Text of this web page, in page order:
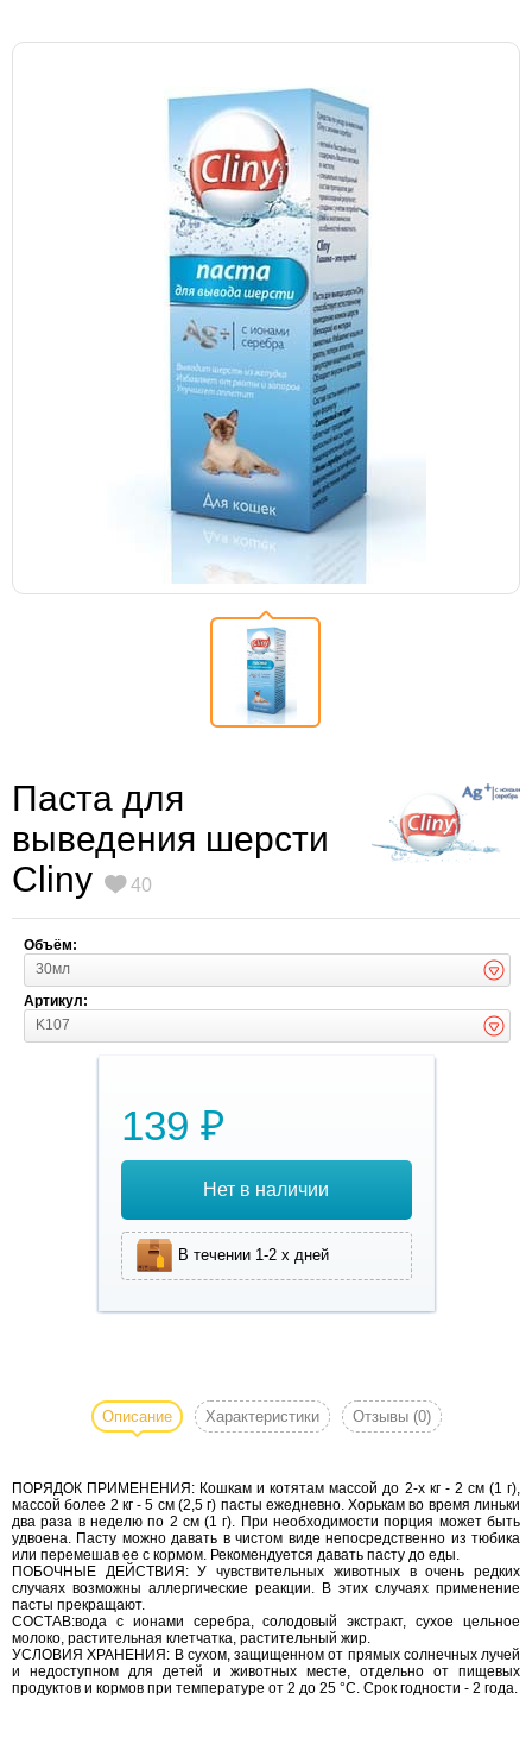
Паста для
выведения шерсти
Cliny
40
Объём:
30мл
Артикул:
K107
139 ₽
Нет в наличии
В течении 1-2 х дней
Cliny способствует
естественному
шерсти из желудка
животных.
Избавляет кошек
от рвоты, потери
аппетита,
закупорки
кишечника,
запоров. Обладает
привлекательным
Описание Характеристики Отзывы (0)
ПОРЯДОК ПРИМЕНЕНИЯ: Кошкам и котятам массой до 2-х кг - 2 см (1 г),
массой более 2 кг - 5 см (2,5 г) пасты ежедневно. Хорькам во время линьки
два раза в неделю по 2 см (1 г). При необходимости порция может быть
удвоена. Пасту можно давать в чистом виде непосредственно из тюбика
или перемешав ее с кормом. Рекомендуется давать пасту до еды.
ПОБОЧНЫЕ ДЕЙСТВИЯ: У чувствительных животных в очень редких
случаях возможны аллергические реакции. В этих случаях применение
пасты прекращают.
СОСТАВ:вода с ионами серебра, солодовый экстракт, сухое цельное
молоко, растительная клетчатка, растительный жир.
УСЛОВИЯ ХРАНЕНИЯ: В сухом, защищенном от прямых солнечных лучей
и недоступном для детей и животных месте, отдельно от пищевых
продуктов и кормов при температуре от 2 до 25 °C. Срок годности - 2 года.